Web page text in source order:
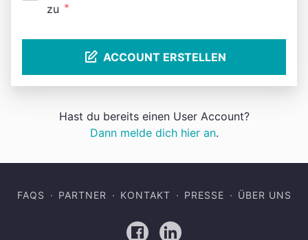
zu *
ACCOUNT ERSTELLEN
Hast du bereits einen User Account?
Dann melde dich hier an.
FAQS PARTNER KONTAKT PRESSE ÜBER UNS